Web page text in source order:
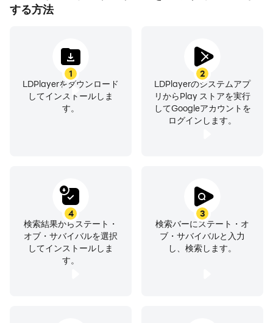
する方法
1
LDPlayerをダウンロード
してインストールしま
す。
2
LDPlayerのシステムアプ
リからPlay ストアを実行
してGoogleアカウントを
ログインします。
3
検索バーにステート・オ
ブ・サバイバルと入力
し、検索します。
4
検索結果からステート・
オブ・サバイバルを選択
してインストールしま
す。